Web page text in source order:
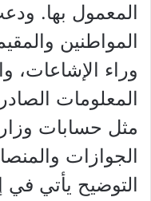
المعمول بها.
المواطنين
وراء الإشاعات،
المعلومات
مثل حسابات
الجوازات
التوضيح يأتي في